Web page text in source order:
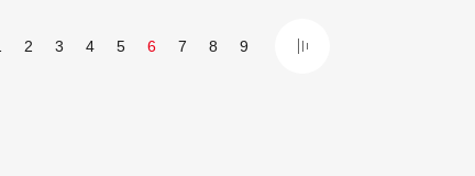
2 3 4 5 6 7 8 9